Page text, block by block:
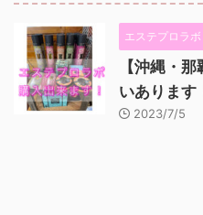
エステプロラボ
【沖縄・
いあります
2023/7/5